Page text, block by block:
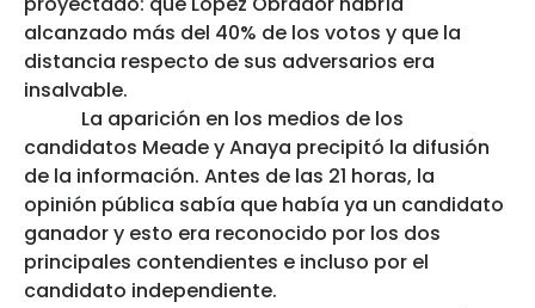
alcanzado más del 40% de los votos y que la
distancia respecto de sus adversarios era
insalvable.
La aparición en los medios de los
candidatos Meade y Anaya precipitó la difusión
de la información. Antes de las 21 horas, la
opinión pública sabía que había ya un candidato
ganador y esto era reconocido por los dos
principales contendientes e incluso por el
candidato independiente.